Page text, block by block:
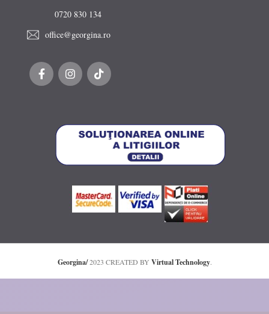
0720 830 134
office@georgina.ro
Georgina/ 2023 CREATED BY Virtual Technology.